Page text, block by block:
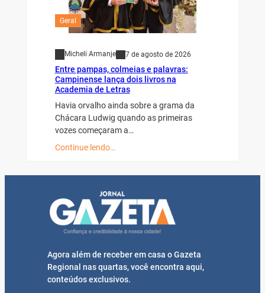
Geral
Micheli Armanje 7 de agosto de 2026
Entre pampas, colmeias e palavras:
Campinense lança dois livros na
Academia de Letras
Havia orvalho ainda sobre a grama da
Chácara Ludwig quando as primeiras
vozes começaram a…
Continue lendo…
Agora além de receber em casa o Gazeta
Regional nas quartas, você encontra aqui,
conteúdos exclusivos.